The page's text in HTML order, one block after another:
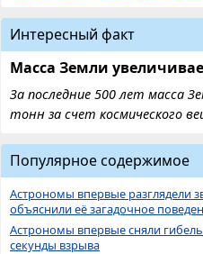
Интересный факт
Масса Земли
За последние 500 лет масса
тонн за счет космического
Популярное содержимое
Астрономы впервые разглядели
объяснили её загадочное
Астрономы впервые сняли
секунды взрыва